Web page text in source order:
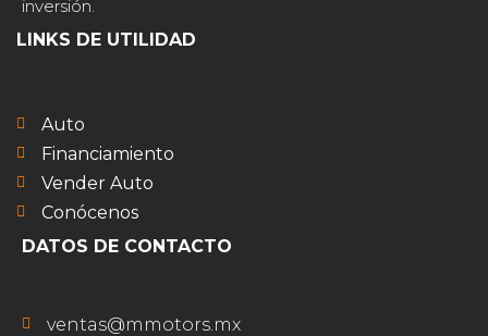
inversión.
LINKS DE UTILIDAD
Auto
Financiamiento
Vender Auto
Conócenos
DATOS DE CONTACTO
ventas@mmotors.mx